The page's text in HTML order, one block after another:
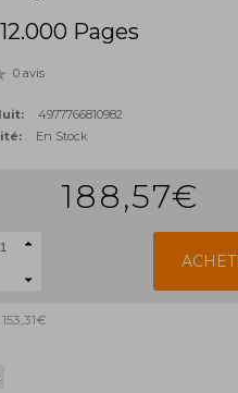
Pages
0 avis
4977766810982
En Stock
188,57€